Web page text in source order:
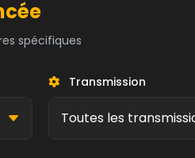
spécifiques
Transmission